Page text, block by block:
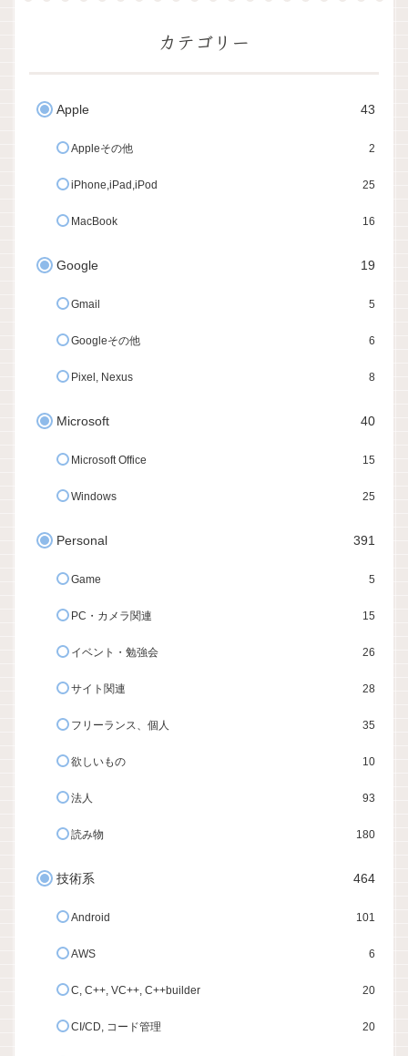
カテゴリー
Apple 43
Appleその他 2
iPhone,iPad,iPod 25
MacBook 16
Google 19
Gmail 5
Googleその他 6
Pixel, Nexus 8
Microsoft 40
Microsoft Office 15
Windows 25
Personal 391
Game 5
PC・カメラ関連 15
イベント・勉強会 26
サイト関連 28
フリーランス、個人 35
欲しいもの 10
法人 93
読み物 180
技術系 464
Android 101
AWS 6
C, C++, VC++, C++builder 20
CI/CD, コード管理 20